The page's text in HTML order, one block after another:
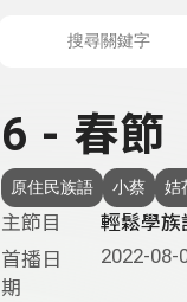
6 - 春節
原住民族語 小蔡 姞
主節目
輕鬆學族
首播日
期
2022-08-